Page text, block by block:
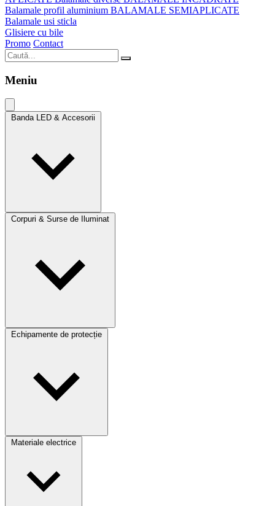
Balamale profil aluminium BALAMALE SEMIAPLICATE
Balamale usi sticla
Glisiere cu bile
Promo Contact
Meniu
Banda LED & Accesorii
Corpuri & Surse de Iluminat
Echipamente de protecție
Materiale electrice